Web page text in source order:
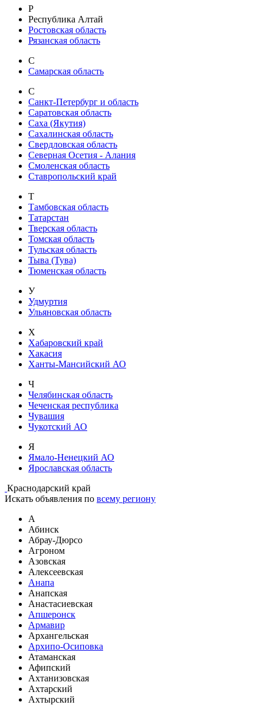
Р
Республика Алтай
Ростовская область
Рязанская область
С
Самарская область
С
Санкт-Петербург и область
Саратовская область
Саха (Якутия)
Сахалинская область
Свердловская область
Северная Осетия - Алания
Смоленская область
Ставропольский край
Т
Тамбовская область
Татарстан
Тверская область
Томская область
Тульская область
Тыва (Тува)
Тюменская область
У
Удмуртия
Ульяновская область
Х
Хабаровский край
Хакасия
Ханты-Мансийский АО
Ч
Челябинская область
Чеченская республика
Чувашия
Чукотский АО
Я
Ямало-Ненецкий АО
Ярославская область
Краснодарский край
Искать объявления по всему региону
А
Абинск
Абрау-Дюрсо
Агроном
Азовская
Алексеевская
Анапа
Анапская
Анастасиевская
Апшеронск
Армавир
Архангельская
Архипо-Осиповка
Атаманская
Афипский
Ахтанизовская
Ахтарский
Ахтырский